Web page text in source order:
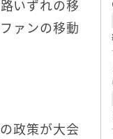
いずれの移
ァンの移動
政策が大会